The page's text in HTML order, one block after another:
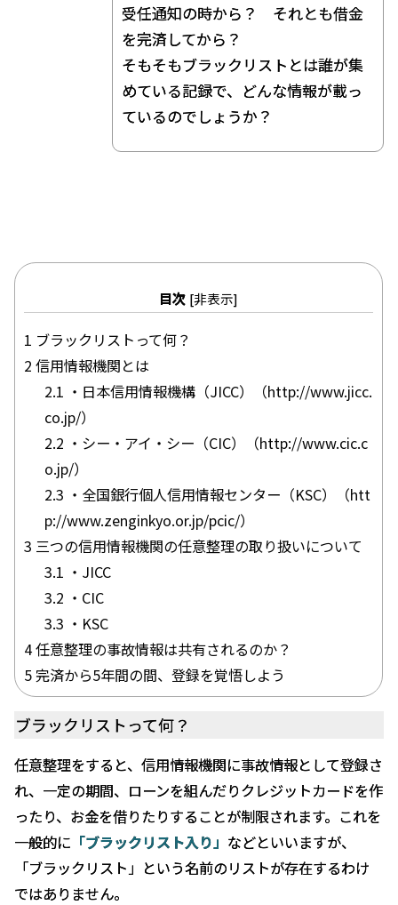
受任通知の時から？ それとも借金
を完済してから？
そもそもブラックリストとは誰が集
めている記録で、どんな情報が載っ
ているのでしょうか？
目次 [非表示]
1 ブラックリストって何？
2 信用情報機関とは
2.1 ・日本信用情報機構（JICC）（http://www.jicc.
co.jp/）
2.2 ・シー・アイ・シー（CIC）（http://www.cic.c
o.jp/）
2.3 ・全国銀行個人信用情報センター（KSC）（htt
p://www.zenginkyo.or.jp/pcic/）
3 三つの信用情報機関の任意整理の取り扱いについて
3.1 ・JICC
3.2 ・CIC
3.3 ・KSC
4任意整理の事故情報は共有されるのか？
5 完済から5年間の間、登録を覚悟しよう
ブラックリストって何？
任意整理をすると、信用情報機関に事故情報として登録さ
れ、一定の期間、ローンを組んだりクレジットカードを作
ったり、お金を借りたりすることが制限されます。これを
一般的に 「ブラックリスト入り」 などといいますが、
「ブラックリスト」という名前のリストが存在するわけ
ではありません。
過
払
い
任
務
整
理
集
相
の
流
れ
る
質
金
に
つ
い
て